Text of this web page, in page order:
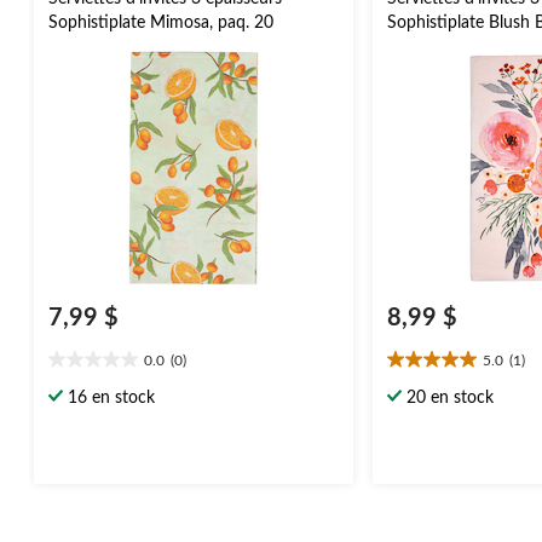
Sophistiplate Mimosa, paq. 20
7,99 $
0.0 (0)
étoile(s)
16 en stock
Sophistiplate Blush
8,99 $
5.0 (1)
5.0
étoile(s)
20 en stock